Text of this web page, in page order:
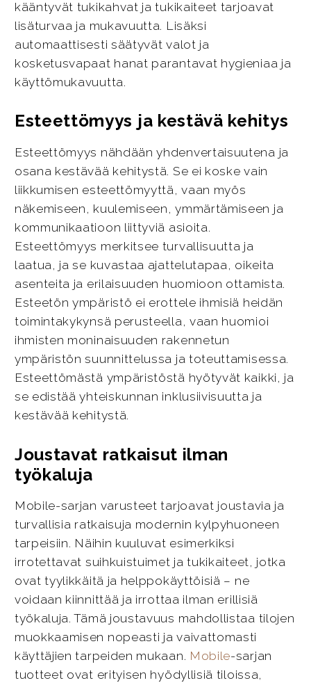
kääntyvät tukikahvat ja tukikaiteet tarjoavat
lisäturvaa ja mukavuutta. Lisäksi
automaattisesti säätyvät valot ja
kosketusvapaat hanat parantavat hygieniaa ja
käyttömukavuutta.
Esteettömyys ja kestävä kehitys
Esteettömyys nähdään yhdenvertaisuutena ja
osana kestävää kehitystä. Se ei koske vain
liikkumisen esteettömyyttä, vaan myös
näkemiseen, kuulemiseen, ymmärtämiseen ja
kommunikaatioon liittyviä asioita.
Esteettömyys merkitsee turvallisuutta ja
laatua, ja se kuvastaa ajattelutapaa, oikeita
asenteita ja erilaisuuden huomioon ottamista.
Esteetön ympäristö ei erottele ihmisiä heidän
toimintakykynsä perusteella, vaan huomioi
ihmisten moninaisuuden rakennetun
ympäristön suunnittelussa ja toteuttamisessa.
Esteettömästä ympäristöstä hyötyvät kaikki, ja
se edistää yhteiskunnan inklusiivisuutta ja
kestävää kehitystä.
Joustavat ratkaisut ilman
työkaluja
Mobile-sarjan varusteet tarjoavat joustavia ja
turvallisia ratkaisuja modernin kylpyhuoneen
tarpeisiin. Näihin kuuluvat esimerkiksi
irrotettavat suihkuistuimet ja tukikaiteet, jotka
ovat tyylikkäitä ja helppokäyttöisiä – ne
voidaan kiinnittää ja irrottaa ilman erillisiä
työkaluja. Tämä joustavuus mahdollistaa tilojen
muokkaamisen nopeasti ja vaivattomasti
käyttäjien tarpeiden mukaan. Mobile-sarjan
tuotteet ovat erityisen hyödyllisiä tiloissa,